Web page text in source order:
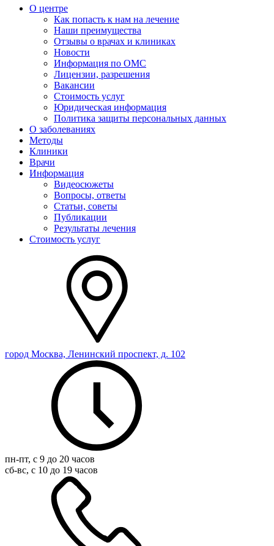
О центре
Как попасть к нам на лечение
Наши преимущества
Отзывы о врачах и клиниках
Новости
Информация по ОМС
Лицензии, разрешения
Вакансии
Стоимость услуг
Юридическая информация
Политика защиты персональных данных
О заболеваниях
Методы
Клиники
Врачи
Информация
Видеосюжеты
Вопросы, ответы
Статьи, советы
Публикации
Результаты лечения
Стоимость услуг
город Москва, Ленинский проспект, д. 102
пн-пт, с 9 до 20 часов
сб-вс, с 10 до 19 часов